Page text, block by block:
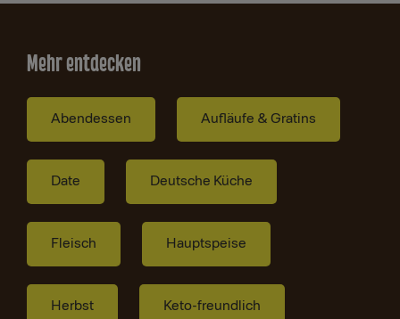
Mehr entdecken
Abendessen Aufläufe & Gratins
Date Deutsche Küche
Fleisch Hauptspeise
Herbst Keto-freundlich